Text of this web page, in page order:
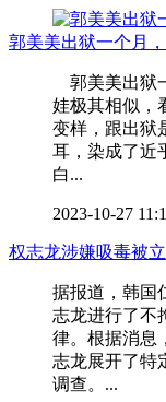
郭美美出狱一个月
郭美美出狱
娃极其相似，
变样，跟出狱
耳，染成了近
白...
2023-10-27
权志龙涉嫌吸毒被
据报道，韩国
志龙进行了不
律。根据消息
志龙展开了特
调查。...